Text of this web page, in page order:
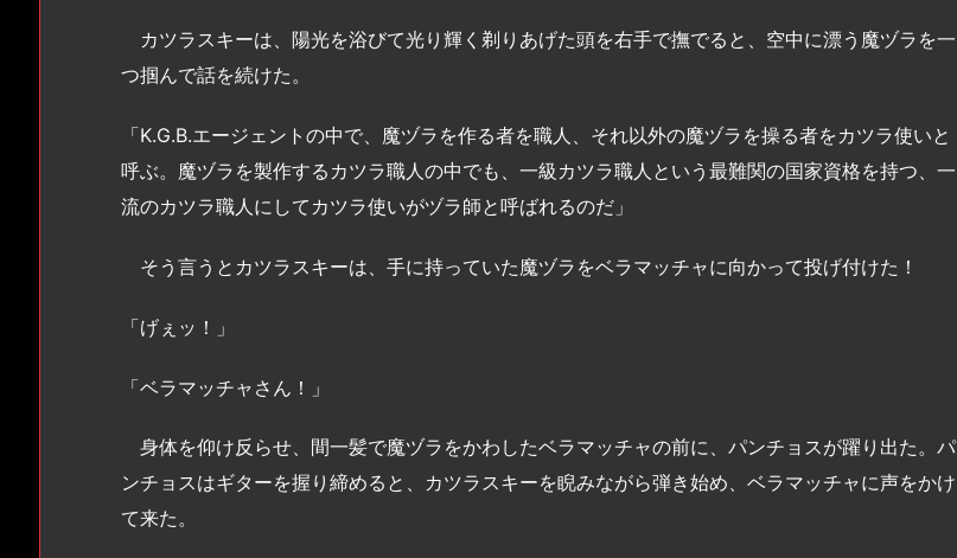
カツラスキーは、陽光を浴びて光り輝く剃りあげた頭を右手で撫でると、空中に漂う魔ヅラを一
つ掴んで話を続けた。
「K.G.B.エージェントの中で、魔ヅラを作る者を職人、それ以外の魔ヅラを操る者をカツラ使いと
呼ぶ。魔ヅラを製作するカツラ職人の中でも、一級カツラ職人という最難関の国家資格を持つ、一
流のカツラ職人にしてカツラ使いがヅラ師と呼ばれるのだ」
そう言うとカツラスキーは、手に持っていた魔ヅラをベラマッチャに向かって投げ付けた！
「げぇッ！」
「ベラマッチャさん！」
身体を仰け反らせ、間一髪で魔ヅラをかわしたベラマッチャの前に、パンチョスが躍り出た。パ
ンチョスはギターを握り締めると、カツラスキーを睨みながら弾き始め、ベラマッチャに声をかけ
て来た。